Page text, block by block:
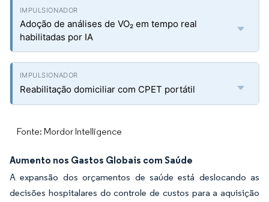
Adoção de análises de VO₂ em tempo real
habilitadas por IA
Reabilitação domiciliar com CPET portátil
Fonte: Mordor Intelligence
Aumento nos Gastos Globais com Saúde
A expansão dos orçamentos de saúde está deslocando as
decisões hospitalares do controle de custos para a aquisição